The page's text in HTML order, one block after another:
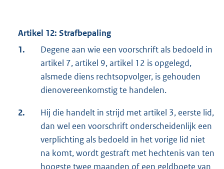
Artikel 12: Strafbepaling
1.
Degene aan wie een voorschrift als bedoeld in
artikel 7, artikel 9, artikel 12 is opgelegd,
alsmede diens rechtsopvolger, is gehouden
dienovereenkomstig te handelen.
2.
Hij die handelt in strijd met artikel 3, eerste lid,
dan wel een voorschrift onderscheidenlijk een
verplichting als bedoeld in het vorige lid niet
na komt, wordt gestraft met hechtenis van ten
hoogste twee maanden of een geldboete van